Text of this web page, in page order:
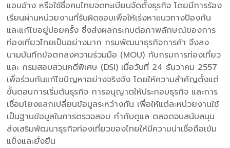
แอบอ้าง หรือใช้ชื่อคนไทยจดทะเบียนจัดตั้งธุรกิจ โดยมีการร้อง
เรียนผ่านหน่วยงานที่รับผิดชอบเพื่อให้เร่งหาแนวทางป้องกัน
และแก้ไขอยู่บ่อยครั้ง ซึ่งส่งผลกระทบต่อภาพลักษณ์ของการ
ท่องเที่ยวไทยเป็นอย่างมาก กรมพัฒนาธุรกิจการค้า จึงลง
นามบันทึกข้อตกลงความร่วมมือ (MOU) กับกรมการท่องเที่ยว
และ กรมสอบสวนคดีพิเศษ (DSI) เมื่อวันที่ 24 ธันวาคม 2557
เพื่อร่วมกันแก้ไขปัญหาอย่างจริงจัง โดยให้ความสำคัญตั้งแต่
ขั้นตอนการเริ่มต้นธุรกิจ การอนุญาตให้ประกอบธุรกิจ และการ
เชื่อมโยงแลกเปลี่ยนข้อมูลระหว่างกัน เพื่อให้แต่ละหน่วยงานใช้
เป็นฐานข้อมูลในการตรวจสอบ กำกับดูแล ตลอดจนสนับสนุน
ส่งเสริมพัฒนาธุรกิจท่องเที่ยวของไทยให้มีความน่าเชื่อถือเข้ม
แข็งและยั่งยืน